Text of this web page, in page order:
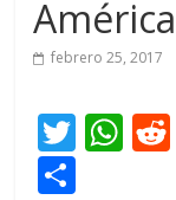
febrero 25, 2017
T W